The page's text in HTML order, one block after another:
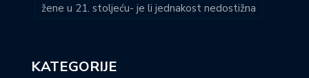
žene u 21. stoljeću- je li jednakost nedostižna
KATEGORIJE